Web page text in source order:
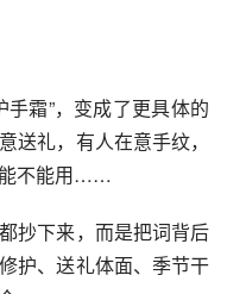
霜”，变成了更具体的
送礼，有人在意手纹，
能不能用……
抄下来，而是把词背后
护、送礼体面、季节干